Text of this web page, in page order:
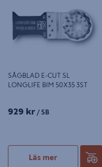
SÅGBLAD E-CUT SL
LONGLIFE BIM 50X35 3ST
929 kr / SB
Läs mer